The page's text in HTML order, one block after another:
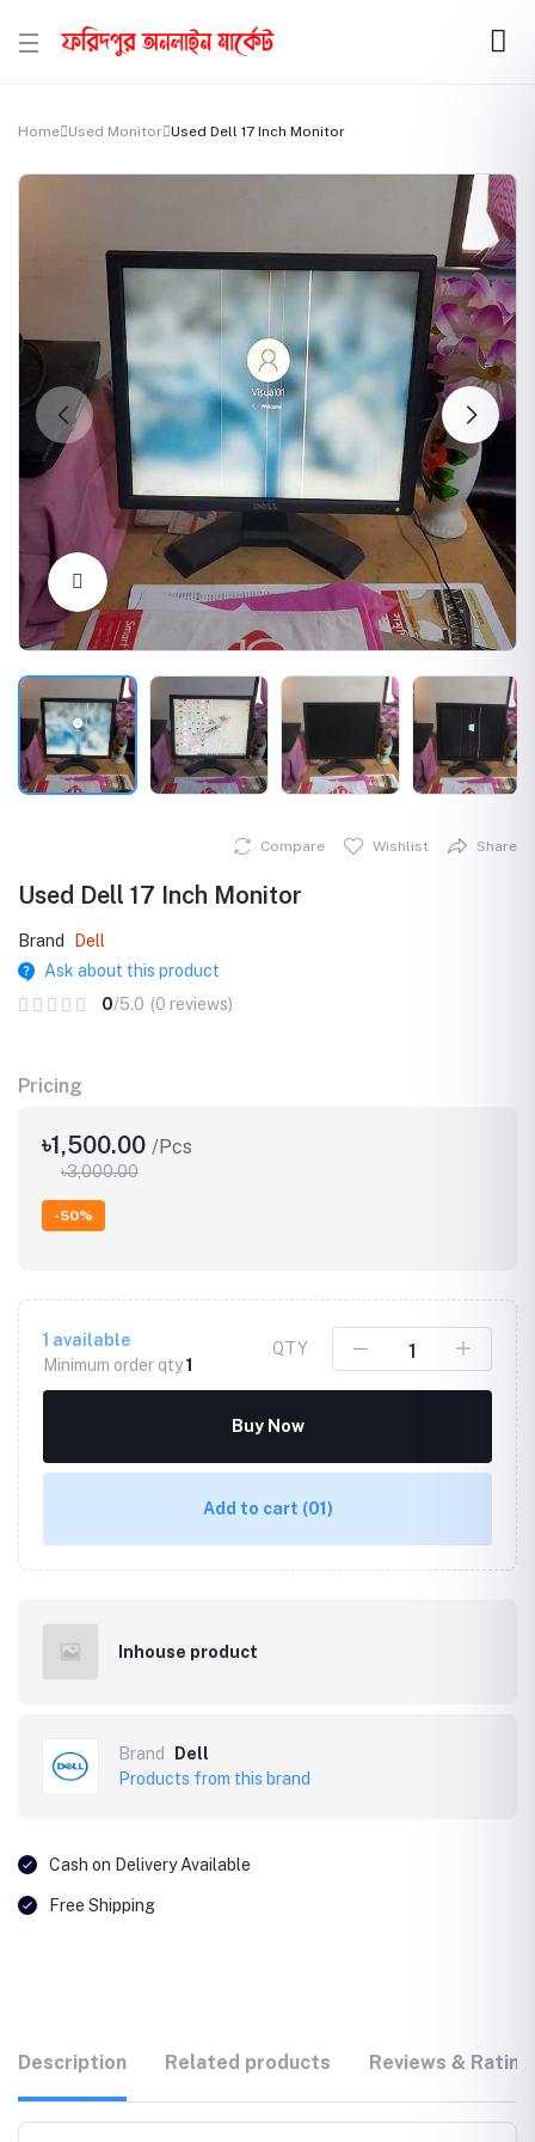
Home Used Monitor Used Dell 17 Inch Monitor
Click to Enlarge
Compare Wishlist Share
Used Dell 17 Inch Monitor
Brand
Dell
Ask about this product
0/5.0 (0 reviews)
Pricing
৳1,500.00 /Pcs
৳3,000.00
-50%
1 available
Minimum order qty1
QTY
Buy Now
Add to cart (01)
Inhouse product
Brand
Dell
Products from this brand
Cash on Delivery Available
Free Shipping
Description Related products Reviews &